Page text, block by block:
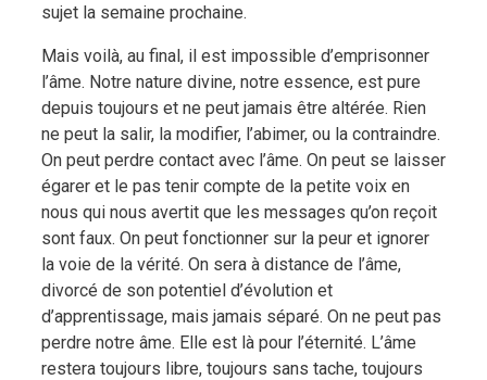
sujet la semaine prochaine.
Mais voilà, au final, il est impossible d’emprisonner
l’âme. Notre nature divine, notre essence, est pure
depuis toujours et ne peut jamais être altérée. Rien
ne peut la salir, la modifier, l’abimer, ou la contraindre.
On peut perdre contact avec l’âme. On peut se laisser
égarer et le pas tenir compte de la petite voix en
nous qui nous avertit que les messages qu’on reçoit
sont faux. On peut fonctionner sur la peur et ignorer
la voie de la vérité. On sera à distance de l’âme,
divorcé de son potentiel d’évolution et
d’apprentissage, mais jamais séparé. On ne peut pas
perdre notre âme. Elle est là pour l’éternité. L’âme
restera toujours libre, toujours sans tache, toujours